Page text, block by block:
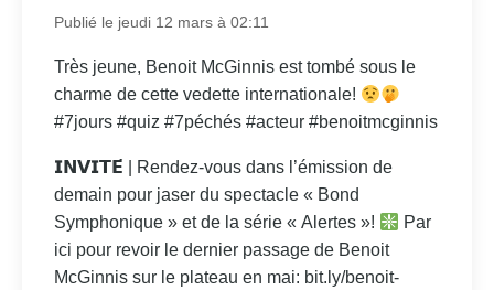
Publié le jeudi 12 mars à 02:11
Très jeune, Benoit McGinnis est tombé sous le
charme de cette vedette internationale!
#7jours #quiz #7péchés #acteur #benoitmcginnis
𝗜𝗡𝗩𝗜𝗧𝗘́ | Rendez-vous dans l’émission de
demain pour jaser du spectacle « Bond
Symphonique » et de la série « Alertes »!
Par
ici pour revoir le dernier passage de Benoit
McGinnis sur le plateau en mai: bit.ly/benoit-